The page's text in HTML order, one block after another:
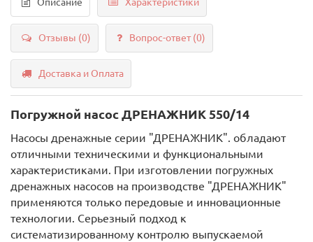
Отзывы (0) Вопрос-ответ(0)
Доставка и Оплата
Погружной насос ДРЕНАЖНИК 550/14
Насосы дренажные серии "ДРЕНАЖНИК". обладают
отличными техническими и функциональными
характеристиками. При изготовлении погружных
дренажных насосов на производстве "ДРЕНАЖНИК"
применяются только передовые и инновационные
технологии. Серьезный подход к
систематизированному контролю выпускаемой